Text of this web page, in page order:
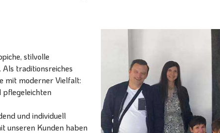
stilvolle
traditionsreiches
mit moderner Vielfalt:
pflegeleichten
und individuell
unseren Kunden haben